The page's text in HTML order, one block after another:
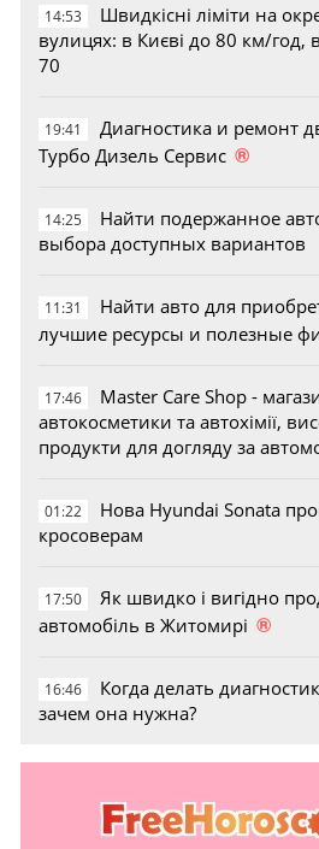
14:53
Швидкісні ліміти на
вулицях: в Києві до 80 км/год,
70
19:41
Диагностика и ремонт
Турбо Дизель Сервис ®
14:25
Найти подержанное
выбора доступных вариантов
11:31
Найти авто для
лучшие ресурсы и полезные
17:46
Master Care Shop -
автокосметики та автохімії,
продукти для догляду за
01:22
Нова Hyundai Sonata
кросоверам
17:50
Як швидко і вигідно
автомобіль в Житомирі ®
16:46
Когда делать
зачем она нужна?